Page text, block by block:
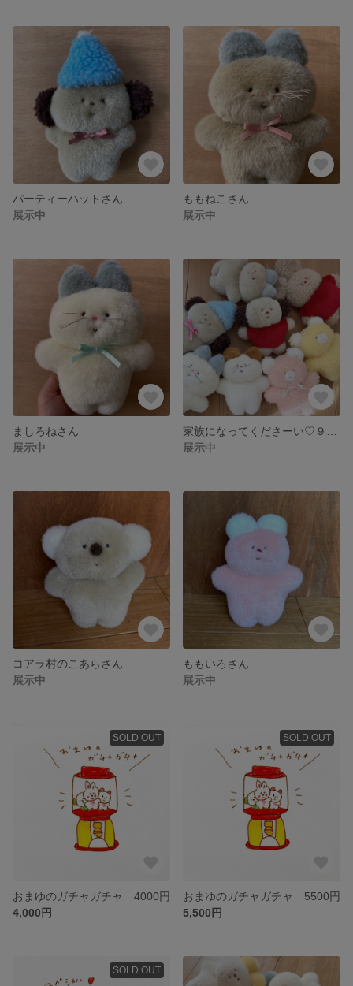
パーティーハットさん
展示中
ももねこさん
展示中
ましろねさん
展示中
展示中
コアラ村のこあらさん
展示中
ももいろさん
展示中
SOLD OUT
おまゆのガチャガチャ 4000円
4,000円
SOLD OUT
おまゆのガチャガチャ 5500円
5,500円
SOLD OUT